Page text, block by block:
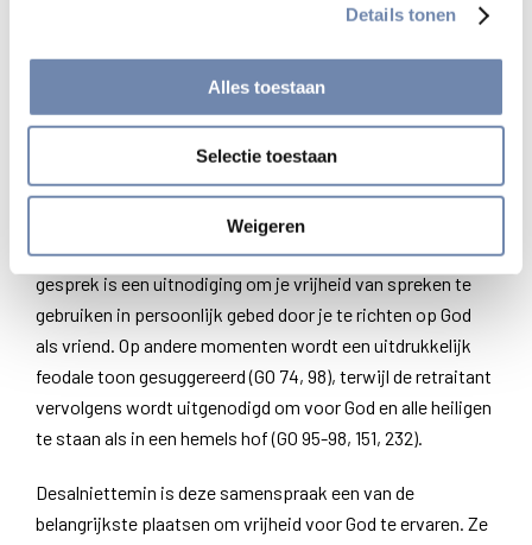
Details tonen
Alles toestaan
Selectie toestaan
Weigeren
eens vraagt hij een genade, dan weer beschuldigt hij zich
van wat verkeerd liep of hij deelt mee wat hem bezighoudt
en vraagt om raad.” (GO 54)
Spreken tot God
Dit betekent niet dat de retraitant spreekt zonder rekening
te houden met degene tot wie hij of zij spreekt; God moet
immers geprezen, geëerd en gediend worden (GO 23). Het
gesprek is een uitnodiging om je vrijheid van spreken te
gebruiken in persoonlijk gebed door je te richten op God
als vriend. Op andere momenten wordt een uitdrukkelijk
feodale toon gesuggereerd (GO 74, 98), terwijl de retraitant
vervolgens wordt uitgenodigd om voor God en alle heiligen
te staan als in een hemels hof (GO 95-98, 151, 232).
Desalniettemin is deze samenspraak een van de
belangrijkste plaatsen om vrijheid voor God te ervaren. Ze